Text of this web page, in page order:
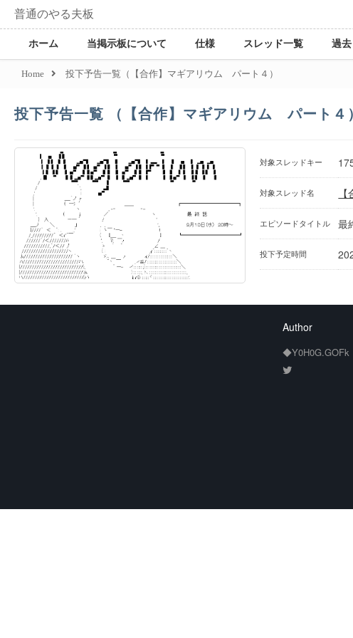
普通のやる夫板
ホーム 当掲示板について 仕様 スレッド一覧 過
Home 投下予告一覧（【合作】マギアリウム パート４）
投下予告一覧 （【合作】マギアリウム パート４
対象スレッドキー
対象スレッド名
エピソードタイトル 最
投下予定時間
Author
◆Y0H0G.GOFk